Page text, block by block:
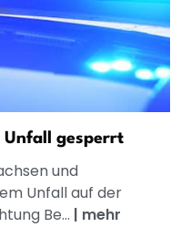
Unfall gesperrt
und
Unfall auf der
Be... | mehr